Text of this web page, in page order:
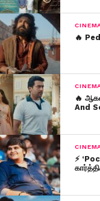
🔥
🔥
And
⚡